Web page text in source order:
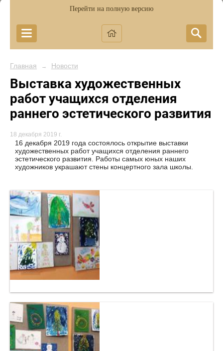
Перейти на полную версию
Главная → Новости
Выставка художественных
работ учащихся отделения
раннего эстетического развития
18 декабря 2019 г.
16 декабря 2019 года состоялось открытие выставки
художественных работ учащихся отделения раннего
эстетического развития. Работы самых юных наших
художников украшают стены концертного зала школы.